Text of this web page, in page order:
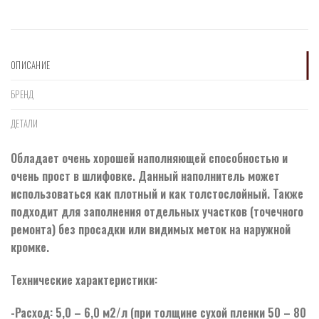
ОПИСАНИЕ
БРЕНД
ДЕТАЛИ
Обладает очень хорошей наполняющей способностью и
очень прост в шлифовке. Данный наполнитель может
использоваться как плотный и как толстослойный. Также
подходит для заполнения отдельных участков (точечного
ремонта) без просадки или видимых меток на наружной
кромке.
Технические характеристики:
-Расход: 5,0 – 6,0 м2/л (при толщине сухой пленки 50 – 80